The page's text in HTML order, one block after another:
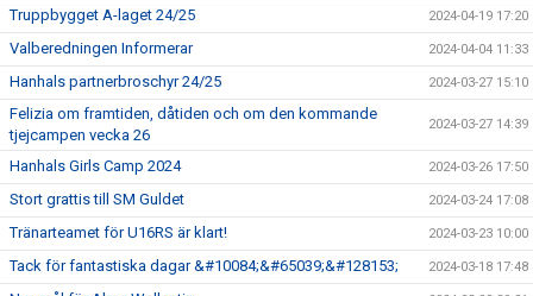
Truppbygget A-laget 24/25 2024-04-19 17:20
Valberedningen Informerar 2024-04-04 11:33
Hanhals partnerbroschyr 24/25 2024-03-27 15:10
Felizia om framtiden, dåtiden och om den kommande
tjejcampen vecka 26
2024-03-27 14:39
Hanhals Girls Camp 2024 2024-03-26 17:50
Stort grattis till SM Guldet 2024-03-24 17:08
Tränarteamet för U16RS är klart! 2024-03-23 10:00
Tack för fantastiska dagar &#10084;&#65039;&#128153; 2024-03-18 17:48